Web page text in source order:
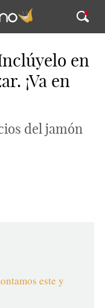
en
¡Va en
del jamón
este y